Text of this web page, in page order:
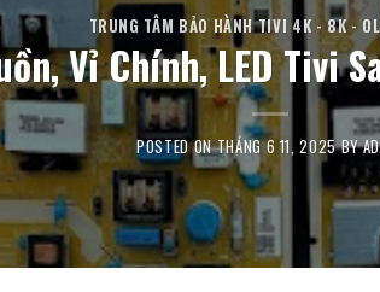
TRUNG TÂM BẢO HÀNH TIVI 4K - 8K -
Vỉ Chính, LED Tivi
POSTED ONTHÁNG 6 11, 2025BY